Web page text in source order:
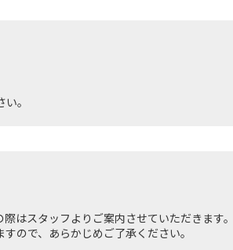
。
はスタッフよりご案内させていただきます。
ので、あらかじめご了承ください。